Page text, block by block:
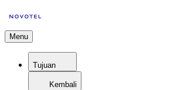
Menu
Tujuan
Kembali